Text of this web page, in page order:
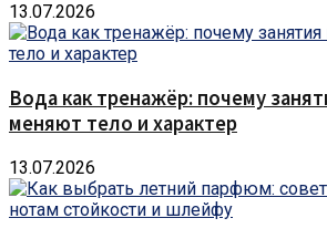
13.07.2026
Вода как тренажёр: почему
меняют тело и характер
13.07.2026